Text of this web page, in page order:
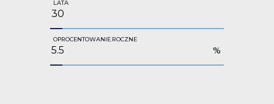
LATA
OPROCENTOWANIE.ROCZNE
%